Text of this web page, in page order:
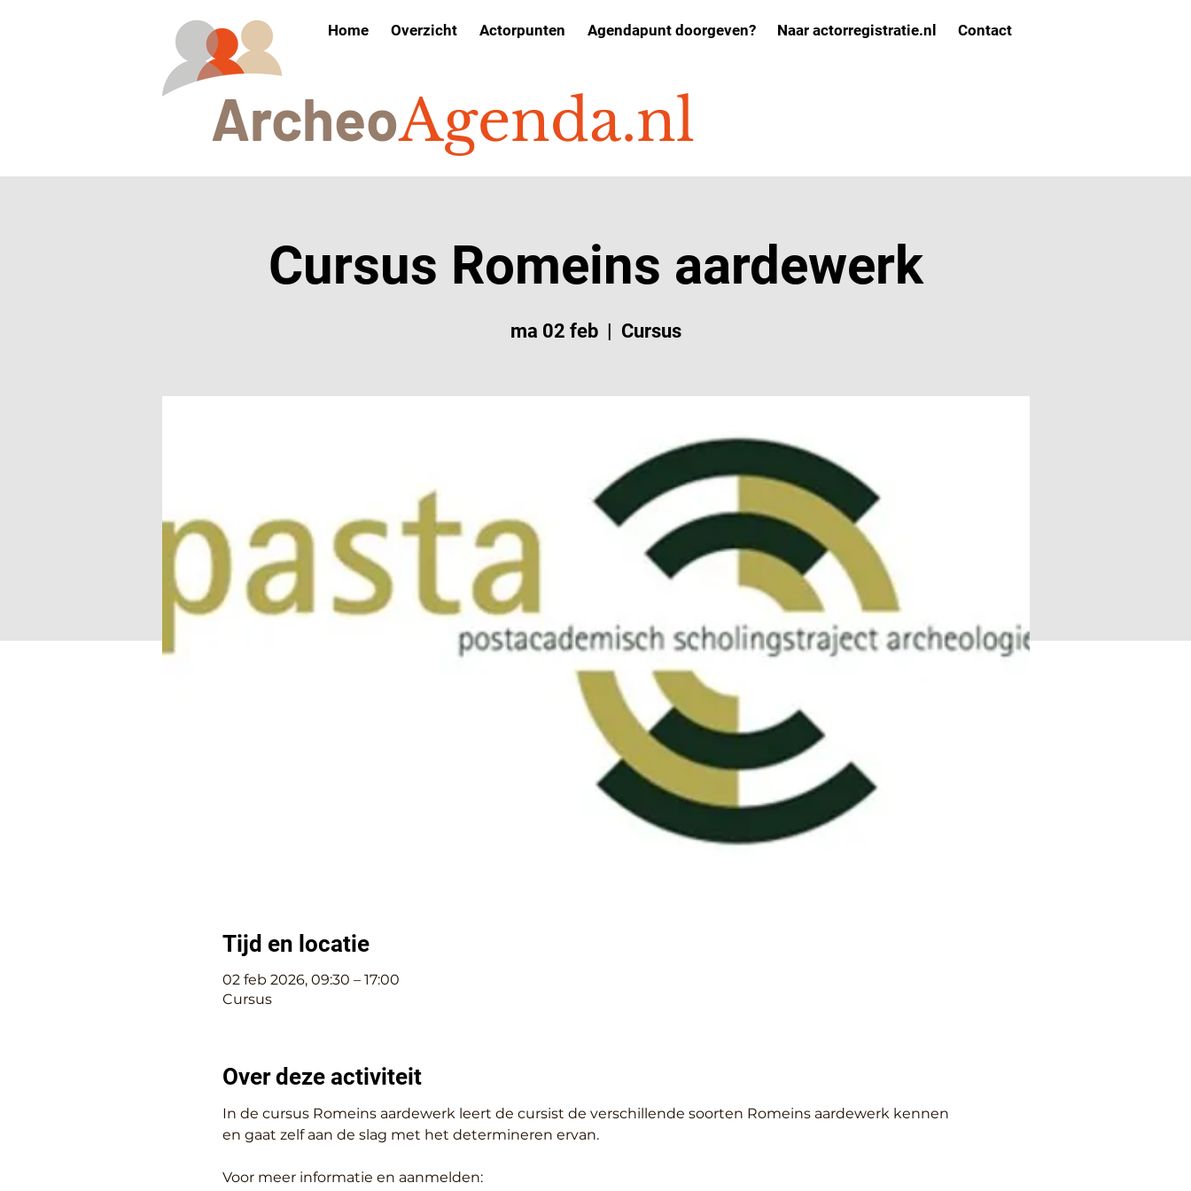
Home Overzicht Actorpunten Agendapunt doorgeven? Naar actorregistratie.nl Contact
ArcheoAgenda.nl
Cursus Romeins aardewerk
ma 02 feb
  |
Cursus
Tijd en locatie
02 feb 2026, 09:30 – 17:00
Cursus
Over deze activiteit
In de cursus Romeins aardewerk leert de cursist de verschillende soorten Romeins aardewerk kennen
en gaat zelf aan de slag met het determineren ervan.
Voor meer informatie en aanmelden: